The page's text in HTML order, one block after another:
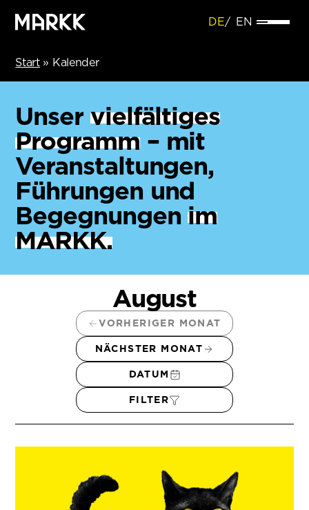
DE EN
Start» Kalender
Unser vielfältiges
Programm– mit
Veranstaltungen,
Führungen und
Begegnungenim
MARKK.
August
VORHERIGER MONAT
NÄCHSTER MONAT
DATUM
FILTER